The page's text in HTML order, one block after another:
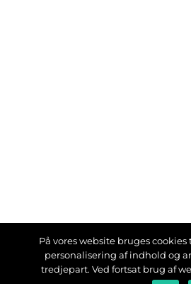
På vores website bruges
personalisering af indhold og
tredjepart. Ved fortsat brug af